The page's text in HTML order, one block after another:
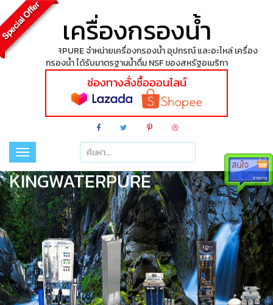
เครื่องกรองน้ำ
KINGWATERPURE จำหน่ายเครื่องกรองน้ำ อุปกรณ์ และอะไหล่ เครื่อง
กรองน้ำ ได้รับมาตรฐานน้ำดื่ม NSF ของสหรัฐอเมริกา
ช่องทางสั่งซื้อออนไลน์
Toggle
navigation
KINGWATERPURE